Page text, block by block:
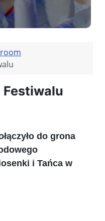
Festiwalu
do grona
i Tańca w